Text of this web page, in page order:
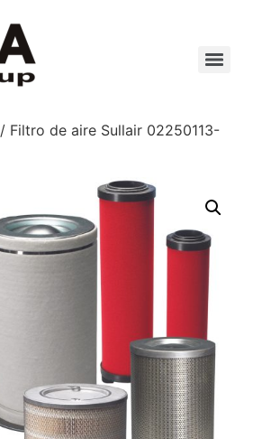
/ Filtro de aire Sullair 02250113-